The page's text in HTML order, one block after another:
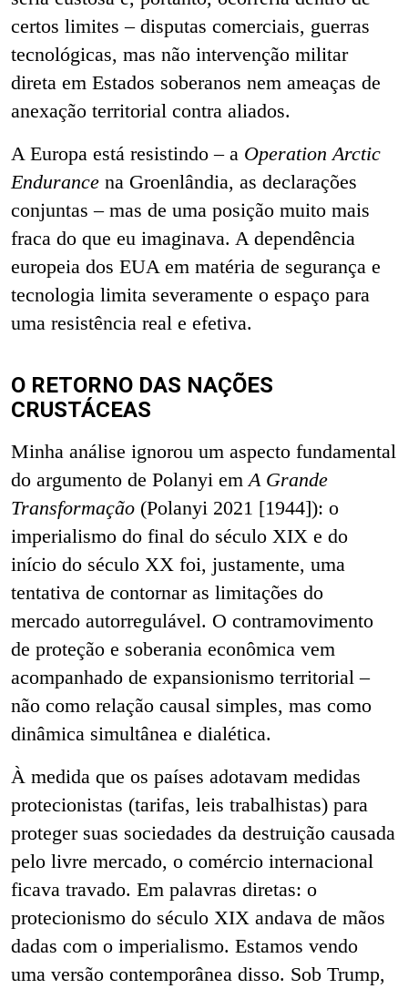
certos limites – disputas comerciais, guerras
tecnológicas, mas não intervenção militar
direta em Estados soberanos nem ameaças de
anexação territorial contra aliados.
A Europa está resistindo – a Operation Arctic
Endurance na Groenlândia, as declarações
conjuntas – mas de uma posição muito mais
fraca do que eu imaginava. A dependência
europeia dos EUA em matéria de segurança e
tecnologia limita severamente o espaço para
uma resistência real e efetiva.
O RETORNO DAS NAÇÕES
CRUSTÁCEAS
Minha análise ignorou um aspecto fundamental
do argumento de Polanyi em A Grande
Transformação (Polanyi 2021 [1944]): o
imperialismo do final do século XIX e do
início do século XX foi, justamente, uma
tentativa de contornar as limitações do
mercado autorregulável. O contramovimento
de proteção e soberania econômica vem
acompanhado de expansionismo territorial –
não como relação causal simples, mas como
dinâmica simultânea e dialética.
À medida que os países adotavam medidas
protecionistas (tarifas, leis trabalhistas) para
proteger suas sociedades da destruição causada
pelo livre mercado, o comércio internacional
ficava travado. Em palavras diretas: o
protecionismo do século XIX andava de mãos
dadas com o imperialismo. Estamos vendo
uma versão contemporânea disso. Sob Trump,